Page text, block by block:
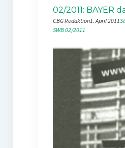
02/2011: BAYER
CBG Redaktion1. April 2011
SWB 02/2011